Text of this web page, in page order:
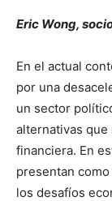
Eric Wong,
En el actual
por una
un sector
alternativas
financiera. En
presentan
los desafíos